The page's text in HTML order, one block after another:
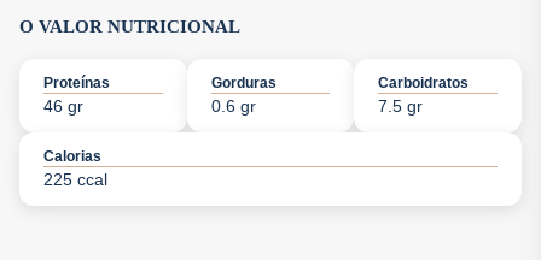
O VALOR NUTRICIONAL
Proteínas
46 gr
Gorduras
0.6 gr
Carboidratos
7.5 gr
Calorias
225 ccal